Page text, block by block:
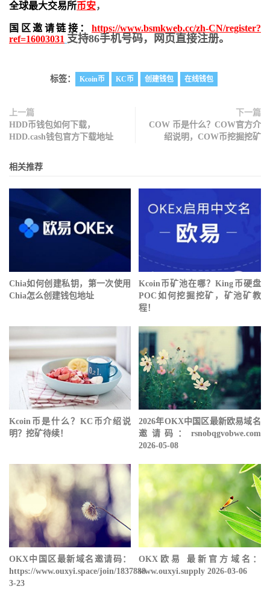
全球最大交易所币安，
国区邀请链接： https://www.bsmkweb.cc/zh-CN/register?
ref=16003031 支持86手机号码，网页直接注册。
标签： Kcoin币 KC币 创建钱包 在线钱包
上一篇
HDD币钱包如何下载，
HDD.cash钱包官方下载地址
下一篇
COW 币是什么？COW官方介
绍说明，COW币挖掘挖矿
相关推荐
Chia如何创建私钥，第一次使用
Chia怎么创建钱包地址
Kcoin币矿池在哪？King币硬盘
POC如何挖掘挖矿，矿池矿教
程！
Kcoin币是什么？KC币介绍说
明？挖矿待续！
2026年OKX中国区最新欧易域名
邀请码：rsnobqgvobwe.com
2026-05-08
OKX中国区最新域名邀请码：
https://www.ouxyi.space/join/1837888
3-23
OKX欧易 最新官方域名：
www.ouxyi.supply 2026-03-06